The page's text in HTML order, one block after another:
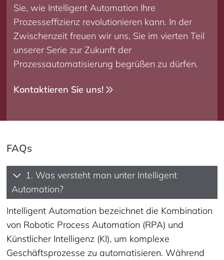
Sie, wie Intelligent Automation Ihre
Prozesseffizienz revolutionieren kann. In der
Zwischenzeit freuen wir uns, Sie im vierten Teil
unserer Serie zur Zukunft der
Prozessautomatisierung begrüßen zu dürfen.
Kontaktieren Sie uns!
FAQs
1. Was versteht man unter Intelligent
Automation?
Intelligent Automation bezeichnet die Kombination
von Robotic Process Automation (RPA) und
Künstlicher Intelligenz (KI), um komplexe
Geschäftsprozesse zu automatisieren. Während